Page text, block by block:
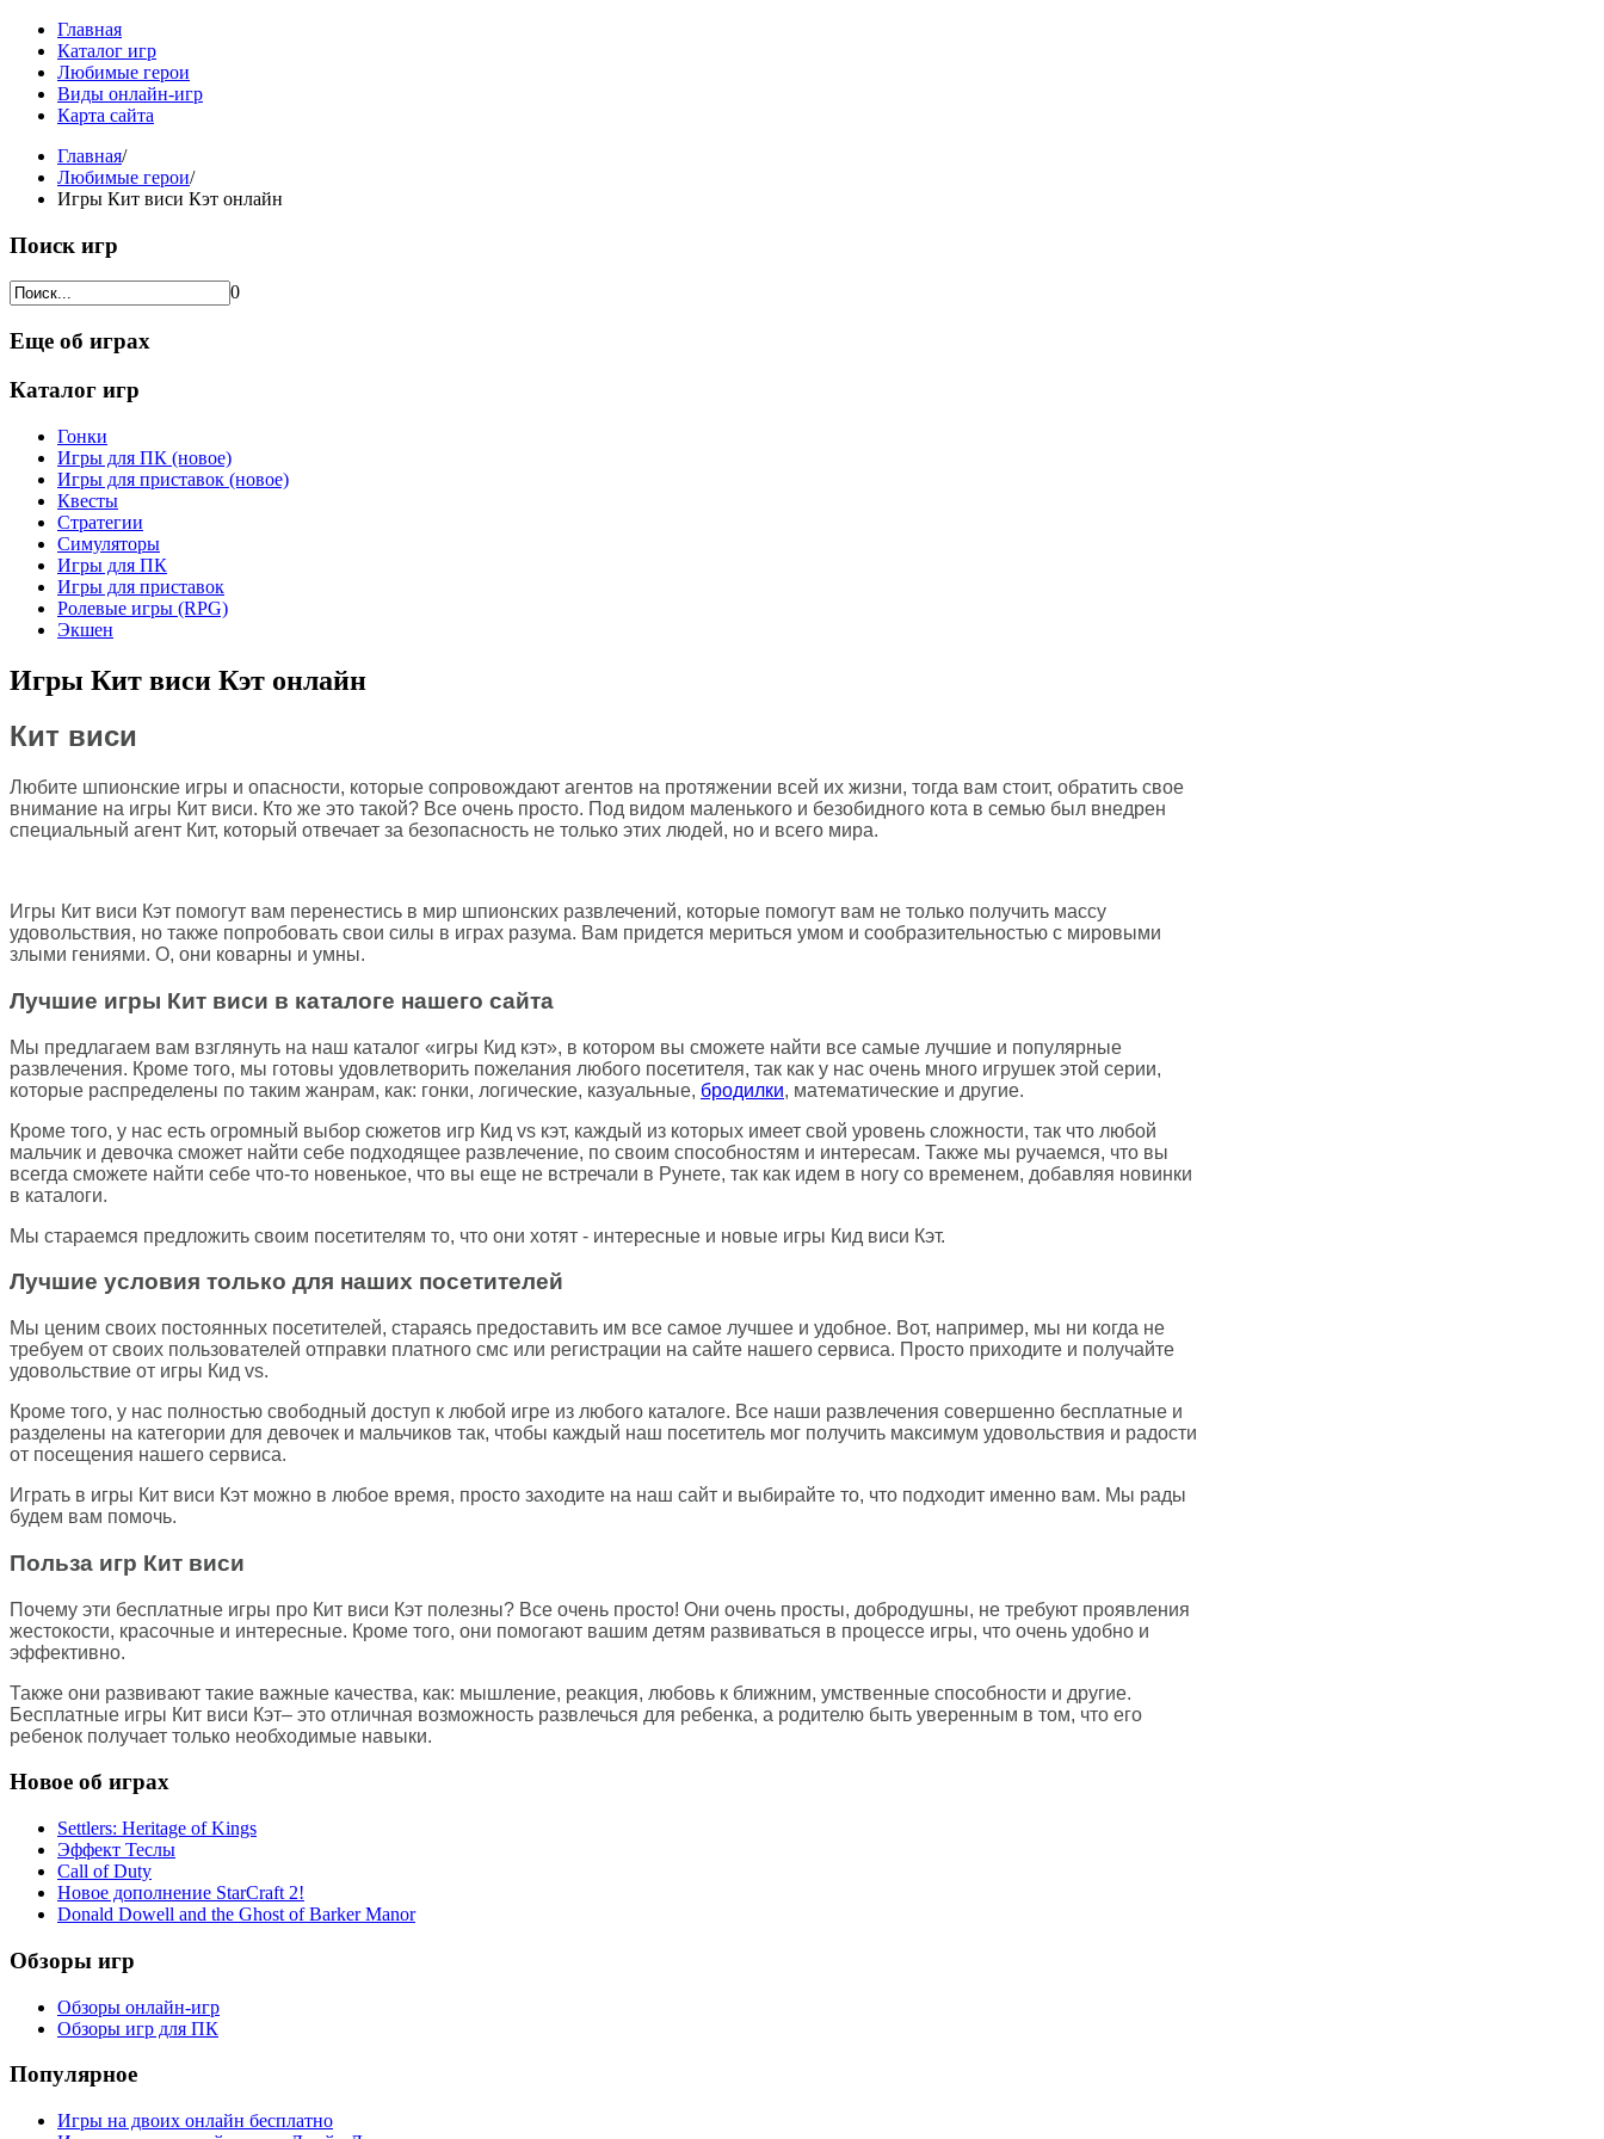
Главная
Каталог игр
Любимые герои
Виды онлайн-игр
Карта сайта
Главная/
Любимые герои/
Игры Кит виси Кэт онлайн
Поиск игр
0
Еще об играх
Каталог игр
Гонки
Игры для ПК (новое)
Игры для приставок (новое)
Квесты
Стратегии
Симуляторы
Игры для ПК
Игры для приставок
Ролевые игры (RPG)
Экшен
Игры Кит виси Кэт онлайн
Кит виси
Любите шпионские игры и опасности, которые сопровождают агентов на протяжении всей их жизни, тогда вам стоит, обратить свое
внимание на игры Кит виси. Кто же это такой? Все очень просто. Под видом маленького и безобидного кота в семью был внедрен
специальный агент Кит, который отвечает за безопасность не только этих людей, но и всего мира.
Игры Кит виси Кэт помогут вам перенестись в мир шпионских развлечений, которые помогут вам не только получить массу
удовольствия, но также попробовать свои силы в играх разума. Вам придется мериться умом и сообразительностью с мировыми
злыми гениями. О, они коварны и умны.
Лучшие игры Кит виси в каталоге нашего сайта
Мы предлагаем вам взглянуть на наш каталог «игры Кид кэт», в котором вы сможете найти все самые лучшие и популярные
развлечения. Кроме того, мы готовы удовлетворить пожелания любого посетителя, так как у нас очень много игрушек этой серии,
которые распределены по таким жанрам, как: гонки, логические, казуальные, бродилки, математические и другие.
Кроме того, у нас есть огромный выбор сюжетов игр Кид vs кэт, каждый из которых имеет свой уровень сложности, так что любой
мальчик и девочка сможет найти себе подходящее развлечение, по своим способностям и интересам. Также мы ручаемся, что вы
всегда сможете найти себе что-то новенькое, что вы еще не встречали в Рунете, так как идем в ногу со временем, добавляя новинки
в каталоги.
Мы стараемся предложить своим посетителям то, что они хотят - интересные и новые игры Кид виси Кэт.
Лучшие условия только для наших посетителей
Мы ценим своих постоянных посетителей, стараясь предоставить им все самое лучшее и удобное. Вот, например, мы ни когда не
требуем от своих пользователей отправки платного смс или регистрации на сайте нашего сервиса. Просто приходите и получайте
удовольствие от игры Кид vs.
Кроме того, у нас полностью свободный доступ к любой игре из любого каталоге. Все наши развлечения совершенно бесплатные и
разделены на категории для девочек и мальчиков так, чтобы каждый наш посетитель мог получить максимум удовольствия и радости
от посещения нашего сервиса.
Играть в игры Кит виси Кэт можно в любое время, просто заходите на наш сайт и выбирайте то, что подходит именно вам. Мы рады
будем вам помочь.
Польза игр Кит виси
Почему эти бесплатные игры про Кит виси Кэт полезны? Все очень просто! Они очень просты, добродушны, не требуют проявления
жестокости, красочные и интересные. Кроме того, они помогают вашим детям развиваться в процессе игры, что очень удобно и
эффективно.
Также они развивают такие важные качества, как: мышление, реакция, любовь к ближним, умственные способности и другие.
Бесплатные игры Кит виси Кэт– это отличная возможность развлечься для ребенка, а родителю быть уверенным в том, что его
ребенок получает только необходимые навыки.
Новое об играх
Settlers: Heritage of Kings
Эффект Теслы
Call of Duty
Новое дополнение StarCraft 2!
Donald Dowell and the Ghost of Barker Manor
Обзоры игр
Обзоры онлайн-игр
Обзоры игр для ПК
Популярное
Игры на двоих онлайн бесплатно